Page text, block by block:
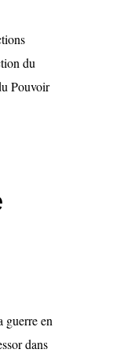
du
Pouvoir
guerre en
dans